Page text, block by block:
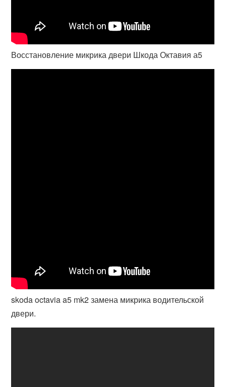
Восстановление микрика двери Шкода Октавия а5
skoda octavia a5 mk2 замена микрика водительской
двери.